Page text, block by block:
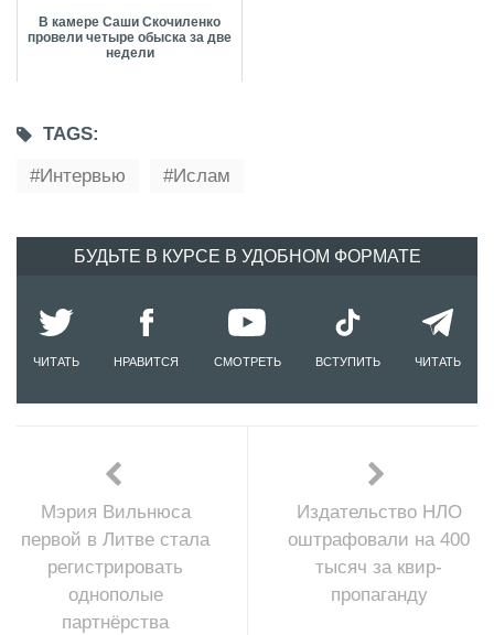
В камере Саши Скочиленко
провели четыре обыска за две
недели
TAGS:
Интервью
Ислам
БУДЬТЕ В КУРСЕ В УДОБНОМ ФОРМАТЕ
ЧИТАТЬ НРАВИТСЯ СМОТРЕТЬ ВСТУПИТЬ ЧИТАТЬ
Мэрия Вильнюса
первой в Литве стала
регистрировать
однополые
партнёрства
Издательство НЛО
оштрафовали на 400
тысяч за квир-
пропаганду